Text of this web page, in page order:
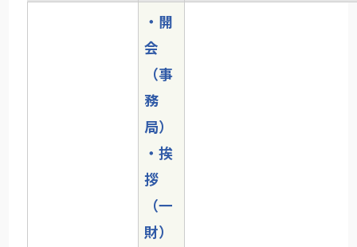
・開
会
（事
務
局）
・挨
拶
（一
財）